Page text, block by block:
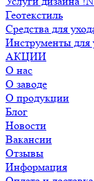
Геотекстиль
Средства для
Инструменты для
АКЦИИ
О нас
О заводе
О продукции
Блог
Новости
Вакансии
Отзывы
Информация